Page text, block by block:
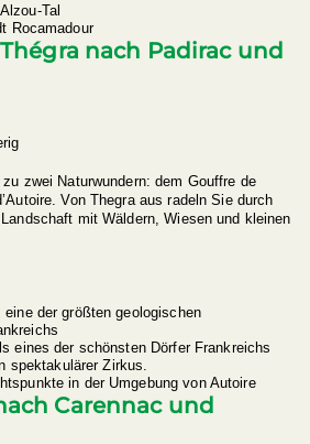
Tal
Rocamadour
nach Padirac und
zwei Naturwundern: dem Gouffre de
Von Thegra aus radeln Sie durch
mit Wäldern, Wiesen und kleinen
eine der größten geologischen
eines der schönsten Dörfer Frankreichs
spektakulärer Zirkus.
in der Umgebung von Autoire
Carennac und